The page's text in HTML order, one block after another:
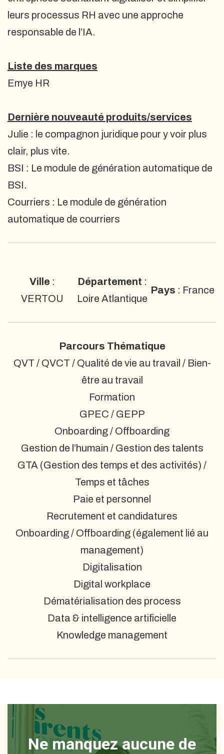
leurs processus RH avec une approche
responsable de l’IA.
Liste des marques
Emye HR
Dernière nouveauté produits/services
Julie : le compagnon juridique pour y voir plus
clair, plus vite.
BSI : Le module de génération automatique de
BSI.
Courriers : Le module de génération
automatique de courriers
Ville :
VERTOU
Département :
Loire Atlantique
Pays : France
Parcours Thématique
QVT / QVCT / Qualité de vie au travail / Bien-
être au travail
Formation
GPEC / GEPP
Onboarding / Offboarding
Gestion de l’humain / Gestion des talents
GTA (Gestion des temps et des activités) /
Temps et tâches
Paie et personnel
Recrutement et candidatures
Onboarding / Offboarding (également lié au
management)
Digitalisation
Digital workplace
Dématérialisation des process
Data & intelligence artificielle
Knowledge management
Ne manquez aucune de